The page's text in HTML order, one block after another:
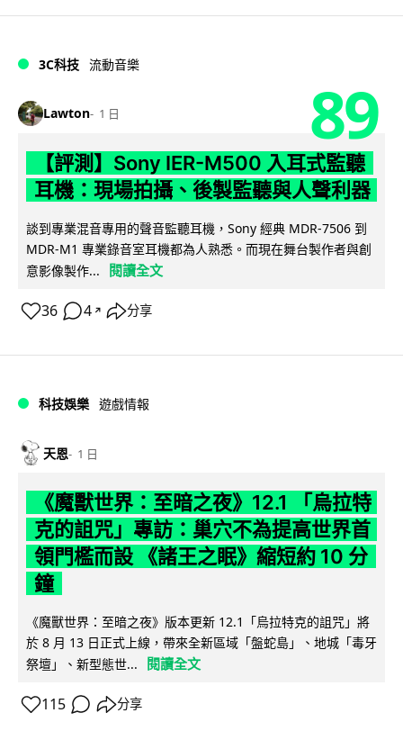
3C科技 流動音樂
Lawton 1 日 89
【評測】Sony IER-M500 入耳式監聽
耳機：現場拍攝、後製監聽與人聲利器
談到專業混音專用的聲音監聽耳機，Sony 經典 MDR-7506 到
MDR-M1 專業錄音室耳機都為人熟悉。而現在舞台製作者與創
意影像製作...
閱讀全文
36 4 ↗ 分享
科技娛樂 遊戲情報
天恩 1 日
《魔獸世界：至暗之夜》12.1 「烏拉特
克的詛咒」專訪：巢穴不為提高世界首
領門檻而設 《諸王之眠》縮短約 10 分
鐘
《魔獸世界：至暗之夜》版本更新 12.1「烏拉特克的詛咒」將
於 8 月 13 日正式上線，帶來全新區域「盤蛇島」、地城「毒牙
祭壇」、新型態世...
閱讀全文
115 分享